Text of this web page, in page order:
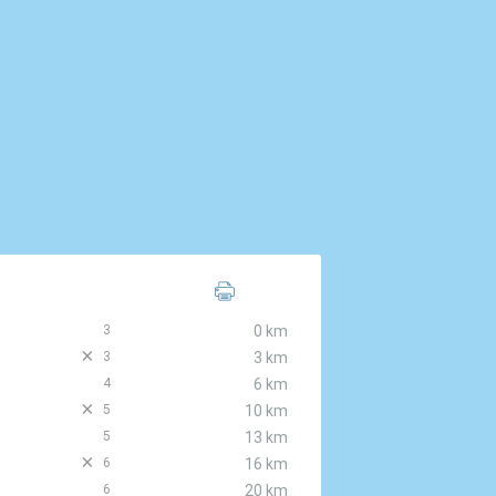
3 0 km
D 3 3 km
4 6 km
D 5 10 km
5 13 km
D 6 16 km
6 20 km